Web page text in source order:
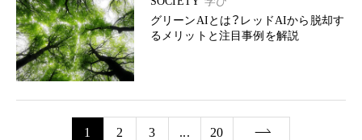
グリーンAIとは？レッドAIから脱却す
るメリットと注目事例を解説
1 2 3 ... 20